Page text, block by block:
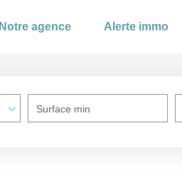
Notre agence Alerte immo
Surface min